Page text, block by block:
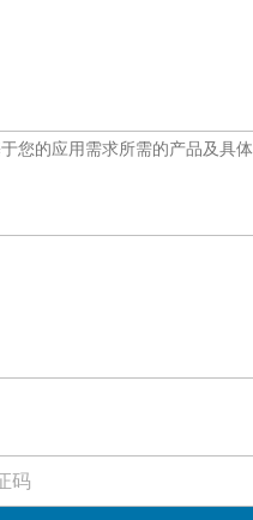
您的应用需求所需的产品及具